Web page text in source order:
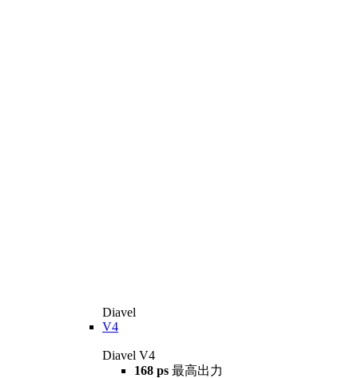
Diavel
V4
Diavel V4
168 ps 最高出力